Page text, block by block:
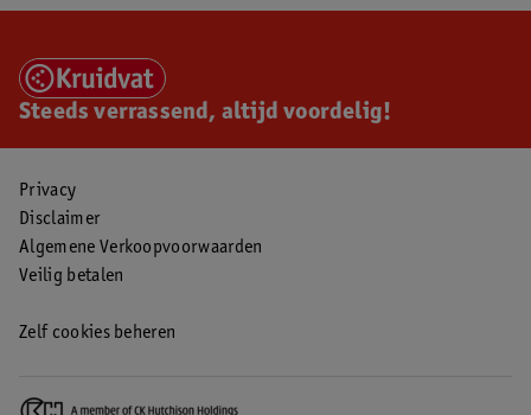
Steeds verrassend, altijd voordelig!
Privacy
Disclaimer
Algemene Verkoopvoorwaarden
Veilig betalen
Zelf cookies beheren